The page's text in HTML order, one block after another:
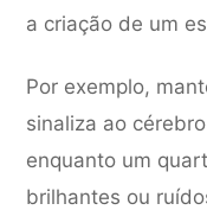
a criação de um
Por exemplo,
sinaliza ao
enquanto um
brilhantes ou